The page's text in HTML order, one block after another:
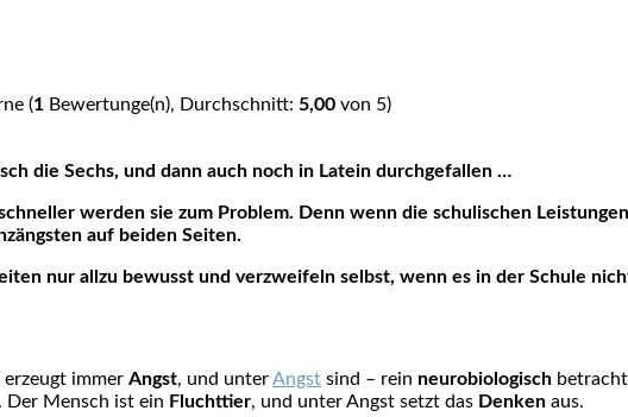
(1 Bewertunge(n), Durchschnitt: 5,00 von 5)
die Sechs, und dann auch noch in Latein durchgefallen …
werden sie zum Problem. Denn wenn die schulischen
auf beiden Seiten.
nur allzu bewusst und verzweifeln selbst, wenn es in der Schule
immer Angst, und unterAngst sind – rein neurobiologisch
Mensch ist ein Fluchttier, und unter Angst setzt das Denken aus.